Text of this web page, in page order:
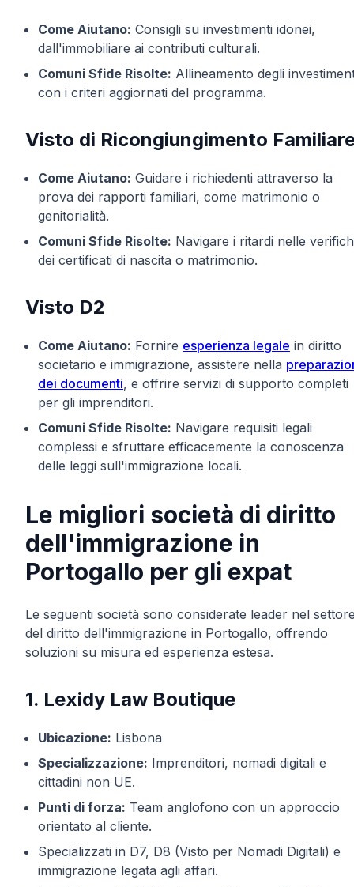
Come Aiutano: Consigli su investimenti idonei,
dall'immobiliare ai contributi culturali.
Comuni Sfide Risolte: Allineamento degli
con i criteri aggiornati del programma.
Visto di Ricongiungimento
Come Aiutano: Guidare i richiedenti attraverso la
prova dei rapporti familiari, come matrimonio o
genitorialità.
Comuni Sfide Risolte: Navigare i ritardi nelle
dei certificati di nascita o matrimonio.
Visto D2
Come Aiutano: Fornire esperienza legale in diritto
societario e immigrazione, assistere nella
dei documenti, e offrire servizi di supporto completi
per gli imprenditori.
Comuni Sfide Risolte: Navigare requisiti legali
complessi e sfruttare efficacemente la conoscenza
delle leggi sull'immigrazione locali.
Le migliori società di diritto
dell'immigrazione in
Portogallo per gli expat
Le seguenti società sono considerate leader nel
del diritto dell'immigrazione in Portogallo, offrendo
soluzioni su misura ed esperienza estesa.
1. Lexidy Law Boutique
Ubicazione: Lisbona
Specializzazione: Imprenditori, nomadi digitali e
cittadini non UE.
Punti di forza: Team anglofono con un approccio
orientato al cliente.
Specializzati in D7, D8 (Visto per Nomadi Digitali) e
immigrazione legata agli affari.